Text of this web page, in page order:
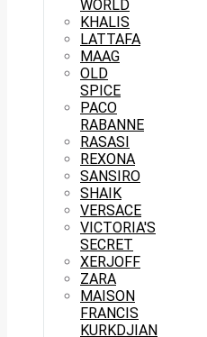
WORLD
KHALIS
LATTAFA
MAAG
OLD
SPICE
PACO
RABANNE
RASASI
REXONA
SANSIRO
SHAIK
VERSACE
VICTORIA'S
SECRET
XERJOFF
ZARA
MAISON
FRANCIS
KURKDJIAN